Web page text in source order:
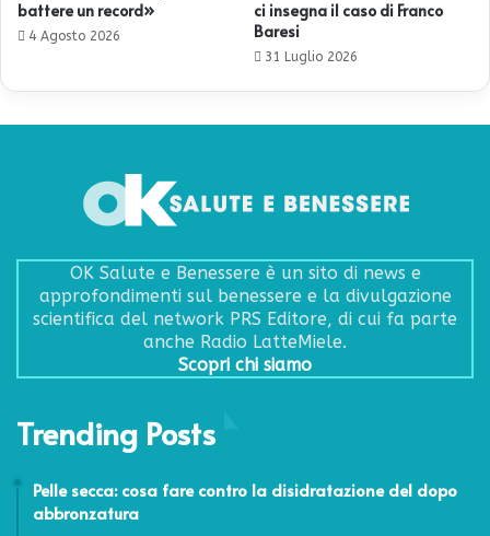
battere un record»
4 Agosto 2026
ci insegna il caso di Franco
Baresi
31 Luglio 2026
OK Salute e Benessere è un sito di news e
approfondimenti sul benessere e la divulgazione
scientifica del network PRS Editore, di cui fa parte
anche Radio LatteMiele.
Scopri chi siamo
Trending Posts
Pelle secca: cosa fare contro la disidratazione del dopo
abbronzatura